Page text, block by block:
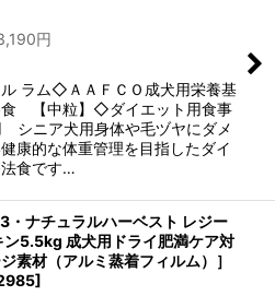
円
ラム◇ＡＡＦＣＯ成犬用栄養基
食 【中粒】◇ダイエット用食事
ニア犬用身体や毛ヅヤにダメ
康的な体重管理を目指したダイ
食です…
ナチュラルハーベスト レジー
ン5.5kg 成犬用ドライ肥満ケア対
素材（アルミ蒸着フィルム）］
]